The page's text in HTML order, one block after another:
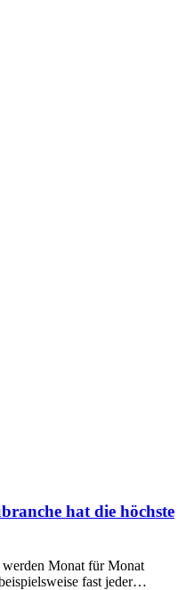
hat die höchste
Monat für Monat
fast jeder…